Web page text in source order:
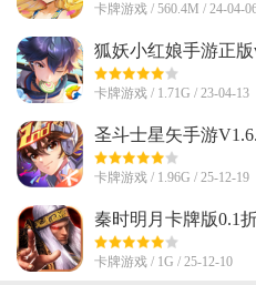
卡牌游戏 / 560.4M / 24-04-
狐妖小红娘手游正
版
卡牌游戏 / 1.71G / 23-04-13
圣斗士星矢手游
卡牌游戏 / 1.96G / 25-12-19
秦时明月卡牌版0.1
卡牌游戏 / 1G / 25-12-10